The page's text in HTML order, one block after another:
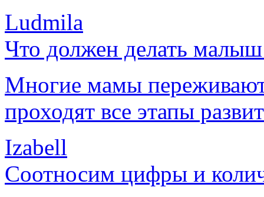
Ludmila
Что должен делать малыш
Многие мамы
проходят все этапы
Izabell
Соотносим цифры и